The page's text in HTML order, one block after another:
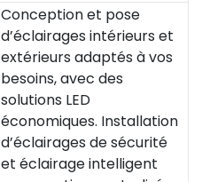
Conception et pose
d’éclairages intérieurs et
extérieurs adaptés à vos
besoins, avec des
solutions LED
économiques. Installation
d’éclairages de sécurité
et éclairage intelligent